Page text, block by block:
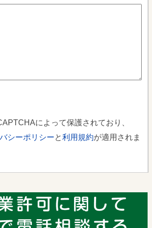
によって保護されており、
シーポリシーと利用規約が適用されま